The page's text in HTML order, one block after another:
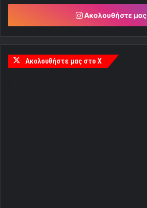
Ακολουθήστε μας
Ακολουθήστε μας στο X